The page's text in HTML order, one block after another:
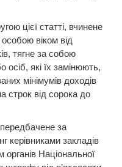
цієї статті, вчинене
віком від
тягне за собою
які їх замінюють,
мінімумів доходів
строк від сорока до
передбачене за
керівниками закладів
органів Національної